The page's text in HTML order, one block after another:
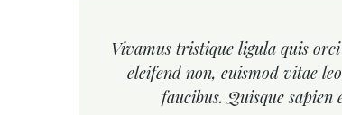
Vivamus tristique ligula quis
eleifend non, euismod vitae
faucibus. Quisque